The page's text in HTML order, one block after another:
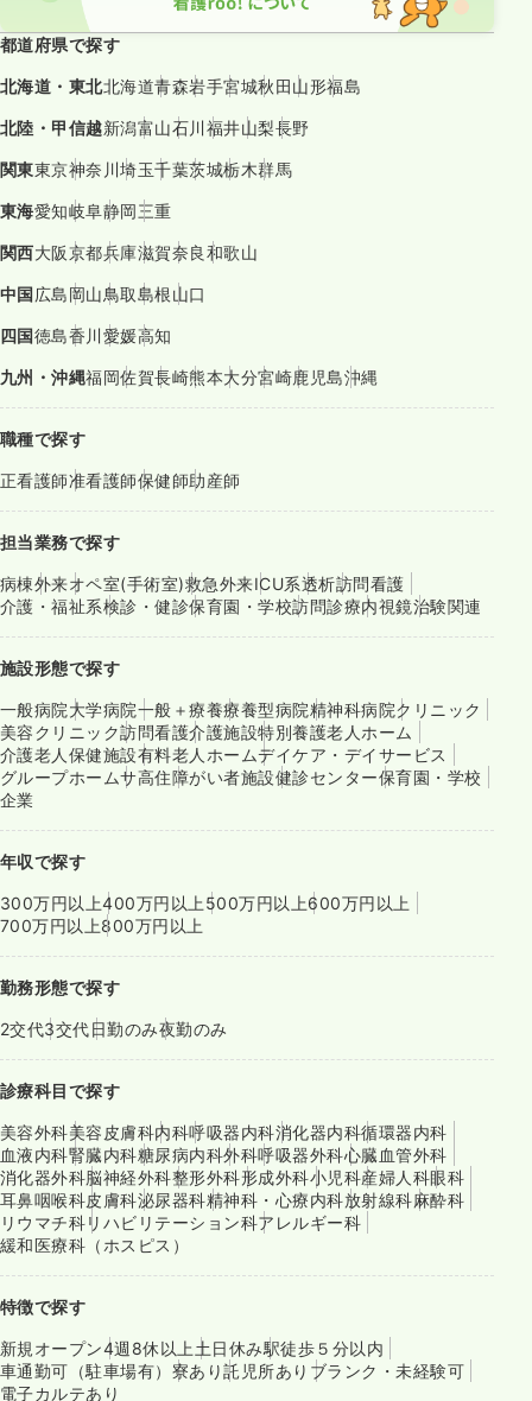
都道府県で探す
北海道・東北北海道青森岩手宮城秋田山形福島
北陸・甲信越新潟富山石川福井山梨長野
関東東京神奈川埼玉千葉茨城栃木群馬
東海愛知岐阜静岡三重
関西大阪京都兵庫滋賀奈良和歌山
中国広島岡山鳥取島根山口
四国徳島香川愛媛高知
九州・沖縄福岡佐賀長崎熊本大分宮崎鹿児島沖縄
職種で探す
正看護師准看護師保健師助産師
担当業務で探す
病棟外来オペ室(手術室)救急外来ICU系透析訪問看護
介護・福祉系検診・健診保育園・学校訪問診療内視鏡治験関連
施設形態で探す
一般病院大学病院一般＋療養療養型病院精神科病院クリニック
美容クリニック訪問看護介護施設特別養護老人ホーム
介護老人保健施設有料老人ホームデイケア・デイサービス
グループホームサ高住障がい者施設健診センター保育園・学校
企業
年収で探す
300万円以上400万円以上 500万円以上600万円以上
700万円以上800万円以上
勤務形態で探す
2交代3交代日勤のみ夜勤のみ
診療科目で探す
美容外科美容皮膚科内科呼吸器内科消化器内科循環器内科
血液内科腎臓内科糖尿病内科外科呼吸器外科心臓血管外科
消化器外科脳神経外科整形外科形成外科小児科産婦人科眼科
耳鼻咽喉科皮膚科泌尿器科精神科・心療内科放射線科麻酔科
リウマチ科リハビリテーション科アレルギー科
緩和医療科（ホスピス）
特徴で探す
新規オープン4週8休以上 土日休み駅徒歩５分以内
車通勤可（駐車場有） 寮あり託児所あり ブランク・未経験可
電子カルテあり